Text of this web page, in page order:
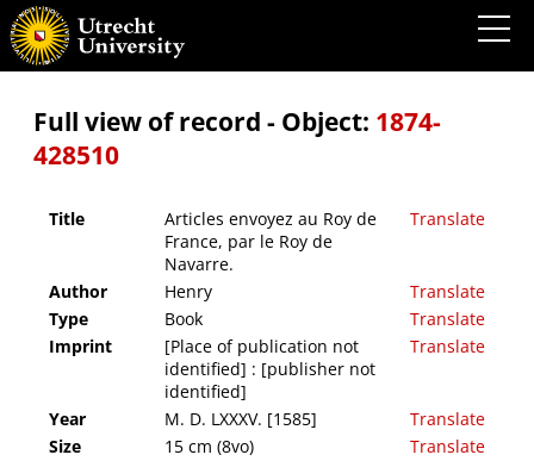
Articles envoyez au Roy de France, par le Roy de Navarre.
Full view of record - Object: 1874-
428510
Title
Articles envoyez au Roy de
France, par le Roy de
Navarre.
Translate
Author Henry
Translate
Type
Book
Translate
Imprint
[Place of publication not
identified] : [publisher not
identified]
Translate
Year M. D. LXXXV. [1585]
Translate
Size
15 cm (8vo)
Translate